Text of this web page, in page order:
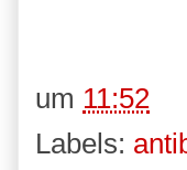
um 11:52
Labels: